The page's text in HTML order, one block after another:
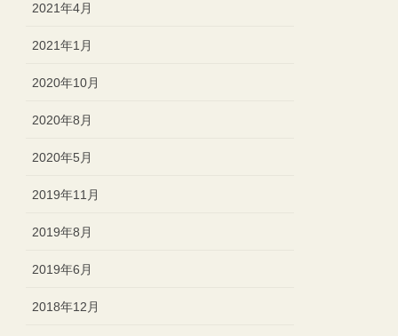
2021年4月
2021年1月
2020年10月
2020年8月
2020年5月
2019年11月
2019年8月
2019年6月
2018年12月